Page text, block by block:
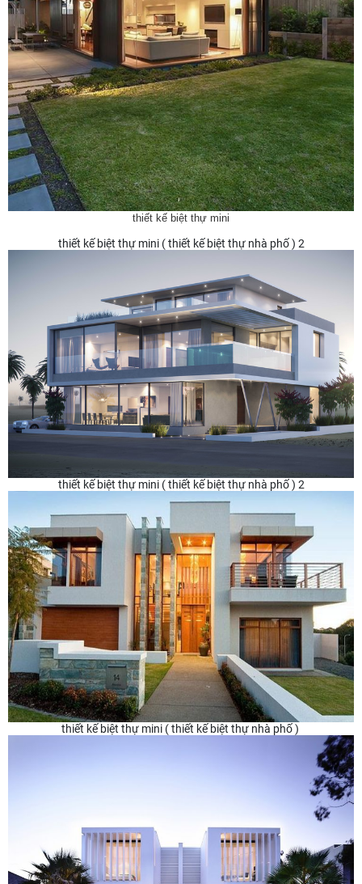
thiết kế biệt thự mini
thiết kế biệt thự mini ( thiết kế biệt thự nhà phố ) 2
thiết kế biệt thự mini ( thiết kế biệt thự nhà phố ) 2
thiết kế biệt thự mini ( thiết kế biệt thự nhà phố )